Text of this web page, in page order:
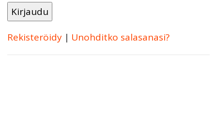
Rekisteröidy | Unohditko salasanasi?